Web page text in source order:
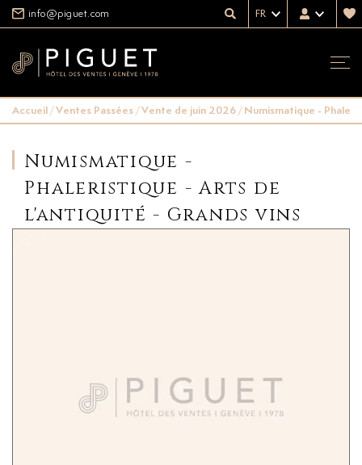
info@piguet.com FR
Accueil/Ventes Passées/Vente de juin 2026/Numismatique -
Numismatique -
Phaleristique - Arts de
l'antiquité - Grands vins